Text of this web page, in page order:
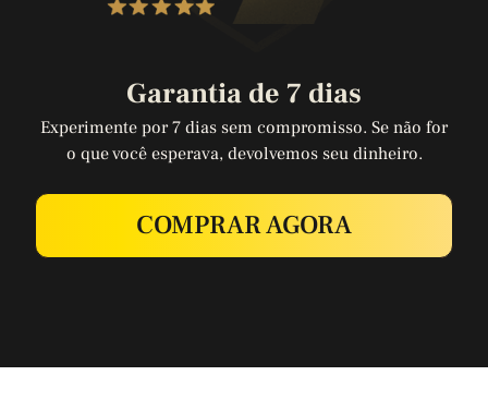
Garantia de 7 dias
Experimente por 7 dias sem compromisso. Se não for
o quevocê esperava, devolvemos seu dinheiro.
COMPRAR AGORA